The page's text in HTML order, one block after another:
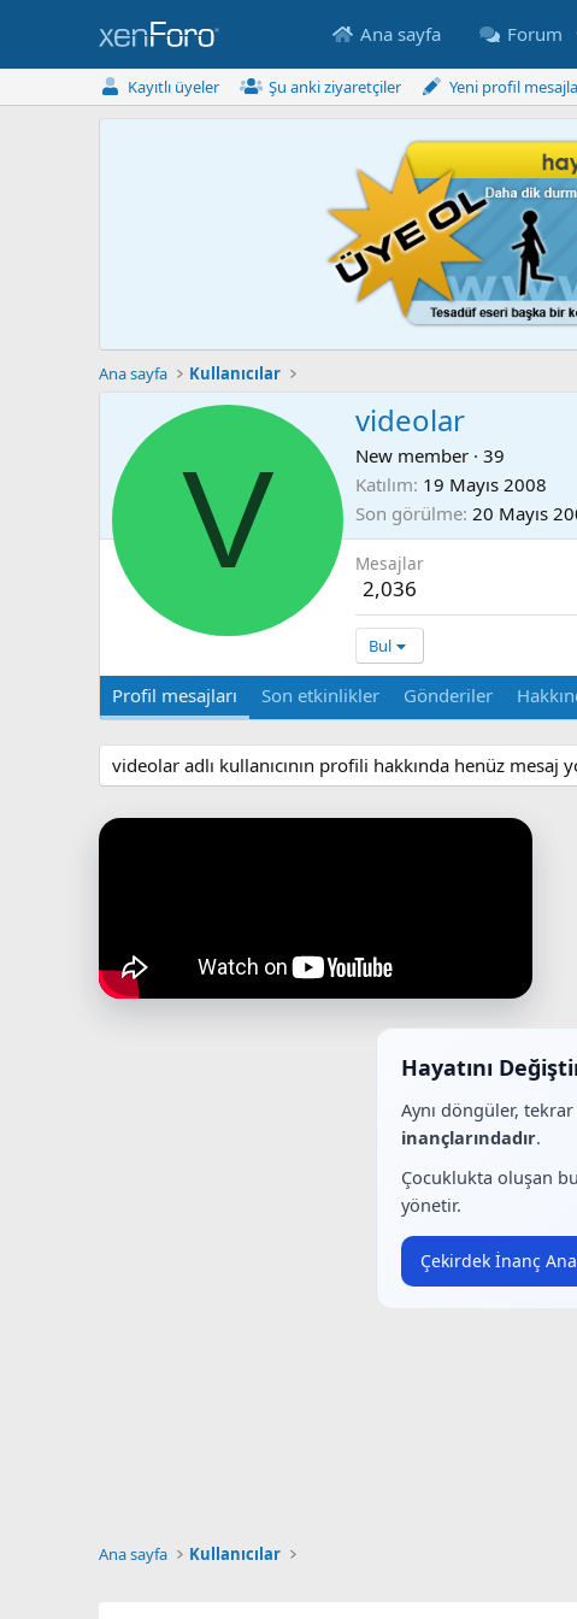
Ana sayfa Forum
Kayıtlı üyeler Şu anki ziyaretçiler Yeni profil
Ana sayfa Kullanıcılar
V
videolar
New member · 39
Katılım 19 Mayıs 2008
Son görülme 20 Mayıs
Mesajlar
2,036
Bul
Profil mesajları Son etkinlikler Gönderiler
videolar adlı kullanıcının profili hakkında henüz mesaj
Hayatını
Aynı döngüler, tekrar
inançlarındadır.
Çocuklukta oluşan
yönetir.
Çekirdek İnanç
Ana sayfa Kullanıcılar